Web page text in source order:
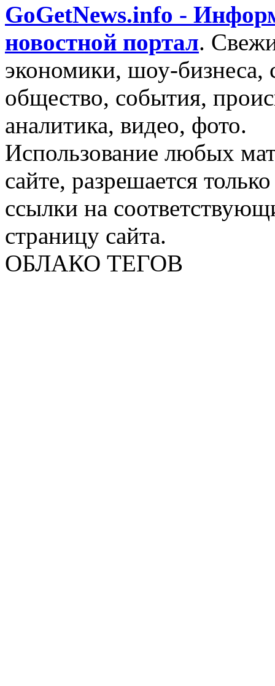
GoGetNews.info -
новостной портал.
экономики, шоу-бизнеса,
общество, события,
аналитика, видео, фото.
Использование любых
сайте, разрешается
ссылки на
страницу сайта.
ОБЛАКО ТЕГОВ